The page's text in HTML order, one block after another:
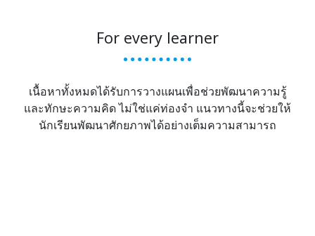
For every learner
เนื้อหาทั้งหมดได้รับการวางแผนเพื่อช่วยพัฒนาความรู้
และทักษะความคิด ไม่ใช่แค่ท่องจำ แนวทางนี้จะช่วยให้
นักเรียนพัฒนาศักยภาพได้อย่างเต็มความสามารถ